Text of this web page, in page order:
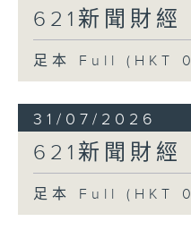
621新聞財經
足本 Full (HKT
31/07/2026
621新聞財經
足本 Full (HKT